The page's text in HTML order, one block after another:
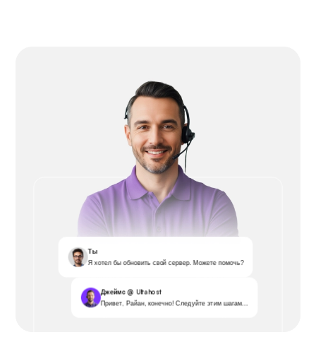
Ты
Я хотел бы обновить свой сервер. Можете помочь?
Джеймс @ Ultahost
Привет, Райан, конечно! Следуйте этим шагам...